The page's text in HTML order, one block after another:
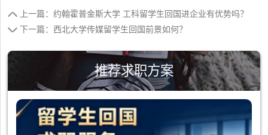
上一篇：约翰霍普金斯大学 工科留学生回国进企业有优势吗？
下一篇：西北大学传媒留学生回国前景如何？
推荐求职方案